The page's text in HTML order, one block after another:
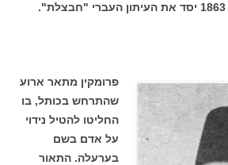
פרומקין מתאר ארוע
שהתרחש בכותל, בו
החליטו להטיל נידוי
על אדם בשם
בערעלה. התאור